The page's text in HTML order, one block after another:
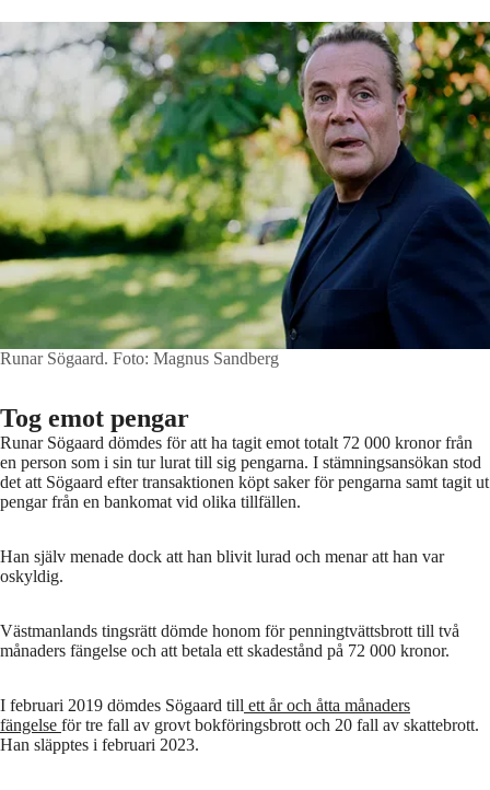
Runar Sögaard. Foto: Magnus Sandberg
Tog emot pengar
Runar Sögaard dömdes för att ha tagit emot totalt 72 000 kronor från
en person som i sin tur lurat till sig pengarna. I stämningsansökan stod
det att Sögaard efter transaktionen köpt saker för pengarna samt tagit ut
pengar från en bankomat vid olika tillfällen.
Han själv menade dock att han blivit lurad och menar att han var
oskyldig.
Västmanlands tingsrätt dömde honom för penningtvättsbrott till två
månaders fängelse och att betala ett skadestånd på 72 000 kronor.
I februari 2019 dömdes Sögaard till ett år och åtta månaders
fängelse för tre fall av grovt bokföringsbrott och 20 fall av skattebrott.
Han släpptes i februari 2023.